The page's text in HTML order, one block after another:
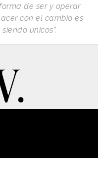
de ser y operar
con el cambio es
únicos”.